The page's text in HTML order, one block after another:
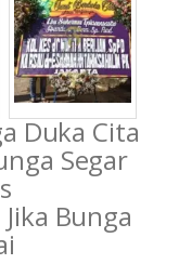
Duka Cita
Segar
Bunga